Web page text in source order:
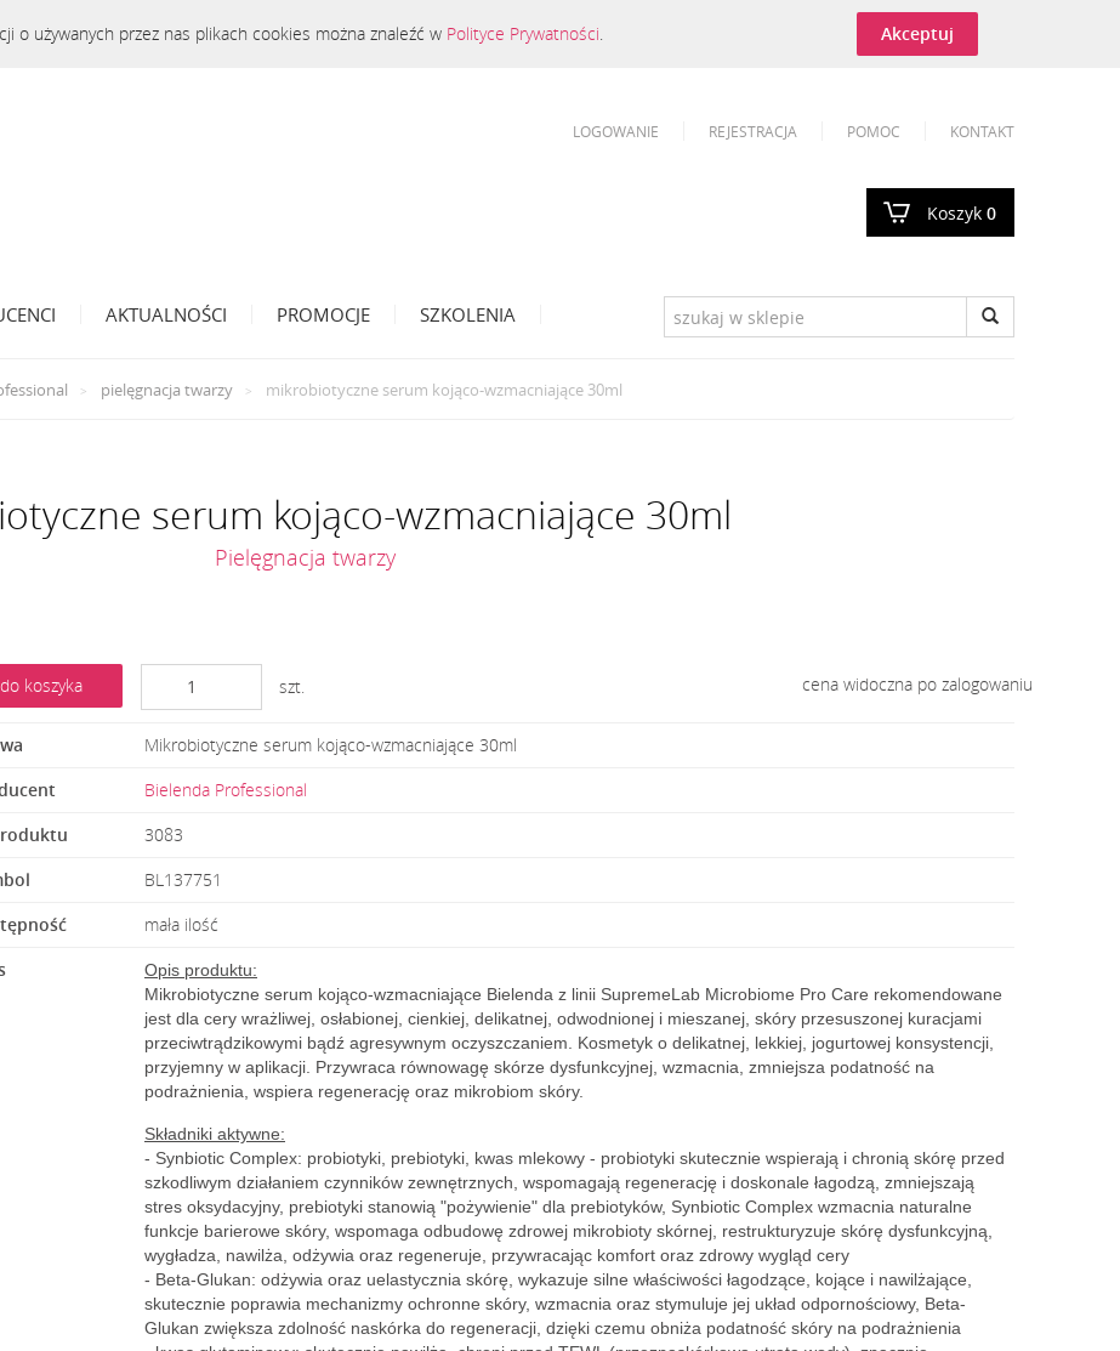
o używanych przez nas plikach cookies można znaleźć w Polityce Prywatności. Akceptuj
Koszyk 0
LOGOWANIE REJESTRACJA POMOC KONTAKT
AKTUALNOŚCI PROMOCJE SZKOLENIA
pielęgnacja twarzy mikrobiotyczne serum kojąco-wzmacniające 30ml
serum kojąco-wzmacniające 30ml
Pielęgnacja twarzy
do koszyka szt. cena widoczna po zalogowaniu
Mikrobiotyczne serum kojąco-wzmacniające 30ml
Bielenda Professional
3083
BL137751
mała ilość
Opis produktu:
Mikrobiotyczne serum kojąco-wzmacniające Bielenda z linii SupremeLab Microbiome Pro Care rekomendowane
jest dla cery wrażliwej, osłabionej, cienkiej, delikatnej, odwodnionej i mieszanej, skóry przesuszonej kuracjami
przeciwtrądzikowymi bądź agresywnym oczyszczaniem. Kosmetyk o delikatnej, lekkiej, jogurtowej konsystencji,
przyjemny w aplikacji. Przywraca równowagę skórze dysfunkcyjnej, wzmacnia, zmniejsza podatność na
podrażnienia, wspiera regenerację oraz mikrobiom skóry.
Składniki aktywne:
- Synbiotic Complex: probiotyki, prebiotyki, kwas mlekowy - probiotyki skutecznie wspierają i chronią skórę przed
szkodliwym działaniem czynników zewnętrznych, wspomagają regenerację i doskonale łagodzą, zmniejszają
stres oksydacyjny, prebiotyki stanowią "pożywienie" dla prebiotyków, Synbiotic Complex wzmacnia naturalne
funkcje barierowe skóry, wspomaga odbudowę zdrowej mikrobioty skórnej, restrukturyzuje skórę dysfunkcyjną,
wygładza, nawilża, odżywia oraz regeneruje, przywracając komfort oraz zdrowy wygląd cery
- Beta-Glukan: odżywia oraz uelastycznia skórę, wykazuje silne właściwości łagodzące, kojące i nawilżające,
skutecznie poprawia mechanizmy ochronne skóry, wzmacnia oraz stymuluje jej układ odpornościowy, Beta-
Glukan zwiększa zdolność naskórka do regeneracji, dzięki czemu obniża podatność skóry na podrażnienia